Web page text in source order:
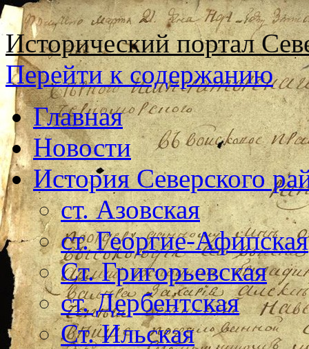
Исторический портал
Перейти к содержанию
Главная
Новости
История Северского
ст. Азовская
ст. Георгие-Афипская
Ст. Григорьевская
ст. Дербентская
Ст. Ильская